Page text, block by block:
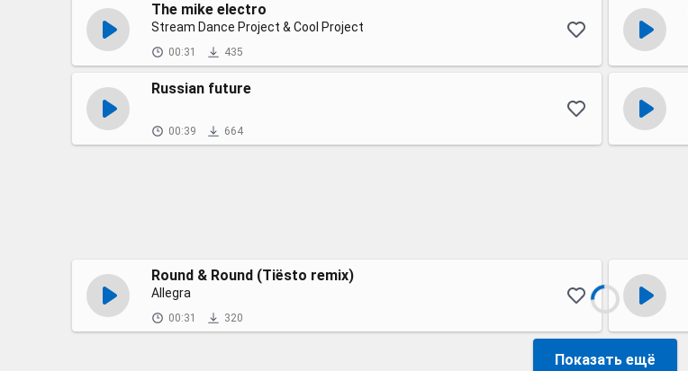
The mike electro
Stream Dance Project & Cool Project
00:31 435
Russian future
00:39 664
Round & Round (Tiësto remix)
Allegra
00:31 320
Показать ещё